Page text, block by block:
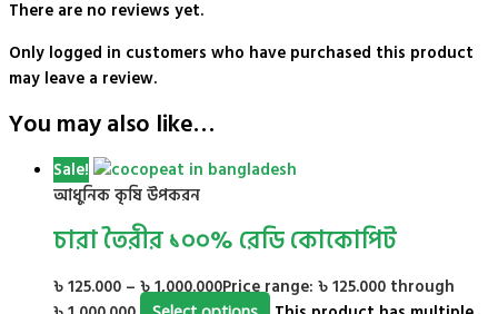
There are no reviews yet.
Only logged in customers who have purchased this product
may leave a review.
You may also like…
Sale!
আধুনিক কৃষি উপকরন
চারা তৈরীর ১০০% রেডি কোকোপিট
৳125.000 – ৳1,000.000Price range: ৳ 125.000 through